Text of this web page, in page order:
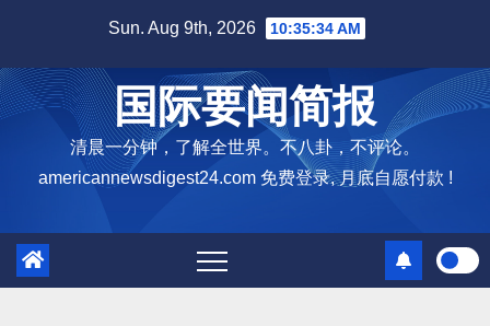
content
Sun. Aug 9th, 2026 10:35:35 AM
国际要闻简报
清晨一分钟，了解全世界。不八卦，不评论。
americannewsdigest24.com 免费登录, 月底自愿付款 !